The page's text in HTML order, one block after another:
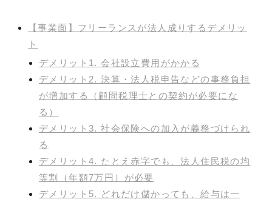
【事業面】フリーランスが法人成りするデメリッ
ト
デメリット1. 会社設立費用がかかる
デメリット2. 決算・法人税申告などの事務負担
が増加する（顧問税理士との契約が必要にな
る）
デメリット3. 社会保険への加入が義務づけられ
る
デメリット4. たとえ赤字でも、法人住民税の均
等割（年額7万円）が必要
デメリット5. どれだけ儲かっても、給与は一